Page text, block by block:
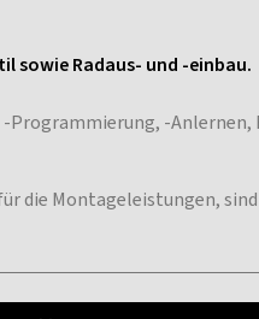
sowie Radaus- und -einbau.
Programmierung, -
die Montageleistungen,